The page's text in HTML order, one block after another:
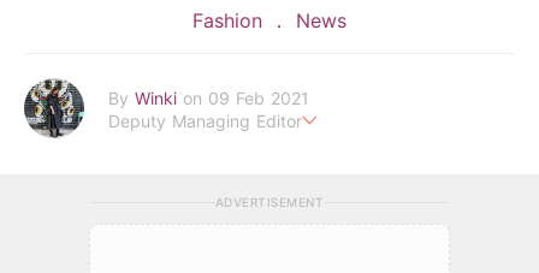
Fashion News
By Winki on 09 Feb 2021
Deputy Managing Editor
winki.hau@poplady-mag.com
ADVERTISEMENT